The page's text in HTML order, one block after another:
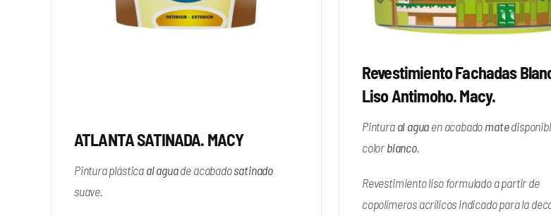
ATLANTA SATINADA. MACY
Pintura plásticaal aguade acabadosatinado
suave.
Revestimiento Fachadas
Liso Antimoho. Macy.
Pinturaal aguaen acabadomate
colorblanco.
Revestimiento liso formulado a partir de
copolímeros acrílicos indicado para la